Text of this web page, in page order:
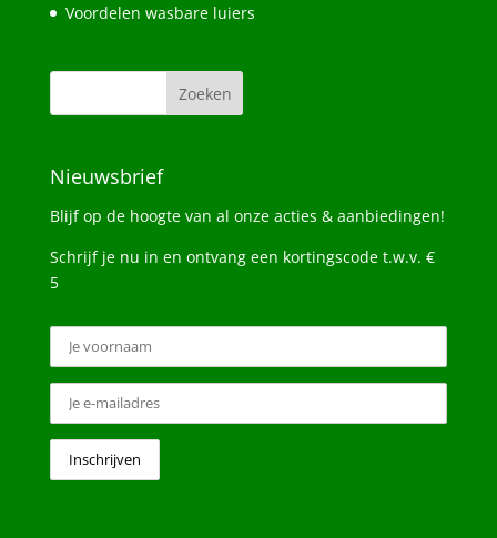
Voordelen wasbare luiers
Nieuwsbrief
Blijf op de hoogte van al onze acties & aanbiedingen!
Schrijf je nu in en ontvang een kortingscode t.w.v. €
5